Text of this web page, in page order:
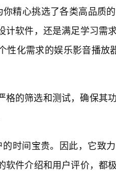
精心挑选了各类高品质
计软件，还是满足学习需
性化需求的娱乐影音播放
格的筛选和测试，确保其
时间宝贵。因此，它致
软件介绍和用户评价，都